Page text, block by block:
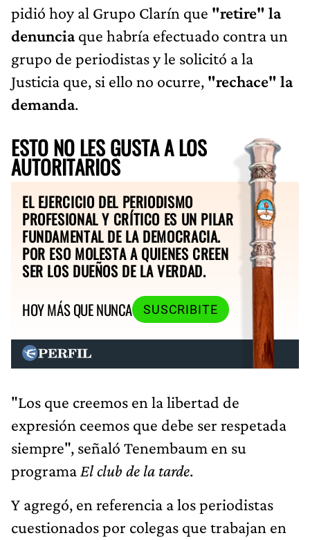
pidió hoy al Grupo Clarín que "retire" la
denunciaque habría efectuado contra un
grupo de periodistas y le solicitó a la
Justicia que, si ello no ocurre, "rechace" la
demanda.
ESTO NO LES GUSTA A LOS
AUTORITARIOS
EL EJERCICIO DEL PERIODISMO
PROFESIONAL Y CRÍTICO ES UN PILAR
FUNDAMENTAL DE LA DEMOCRACIA.
POR ESO MOLESTA A QUIENES CREEN
SER LOS DUEÑOS DE LA VERDAD.
HOY MÁS QUE NUNCA
SUSCRIBITE
"Los que creemos en la libertad de
expresión ceemos que debe ser respetada
siempre", señaló Tenembaum en su
programa El club de la tarde.
Y agregó, en referencia a los periodistas
cuestionados por colegas que trabajan en